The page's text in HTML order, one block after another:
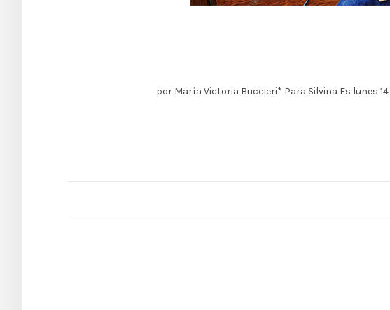
por María Victoria Buccieri* Para Silvina Es lunes